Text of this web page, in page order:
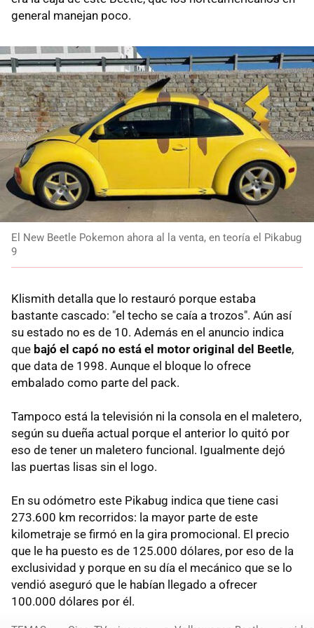
general manejan poco.
El New Beetle Pokemon ahora al la venta, en teoría el Pikabug
9
Klismith detalla que lo restauró porque estaba
bastante cascado: "el techo se caía a trozos". Aún así
su estado no es de 10. Además en el anuncio indica
que bajó el capó no está el motor original del Beetle,
que data de 1998. Aunque el bloque lo ofrece
embalado como parte del pack.
Tampoco está la televisión ni la consola en el maletero,
según su dueña actual porque el anterior lo quitó por
eso de tener un maletero funcional. Igualmente dejó
las puertas lisas sin el logo.
En su odómetro este Pikabug indica que tiene casi
273.600 km recorridos: la mayor parte de este
kilometraje se firmó en la gira promocional. El precio
que le ha puesto es de 125.000 dólares, por eso de la
exclusividad y porque en su día el mecánico que se lo
vendió aseguró que le habían llegado a ofrecer
100.000 dólares por él.